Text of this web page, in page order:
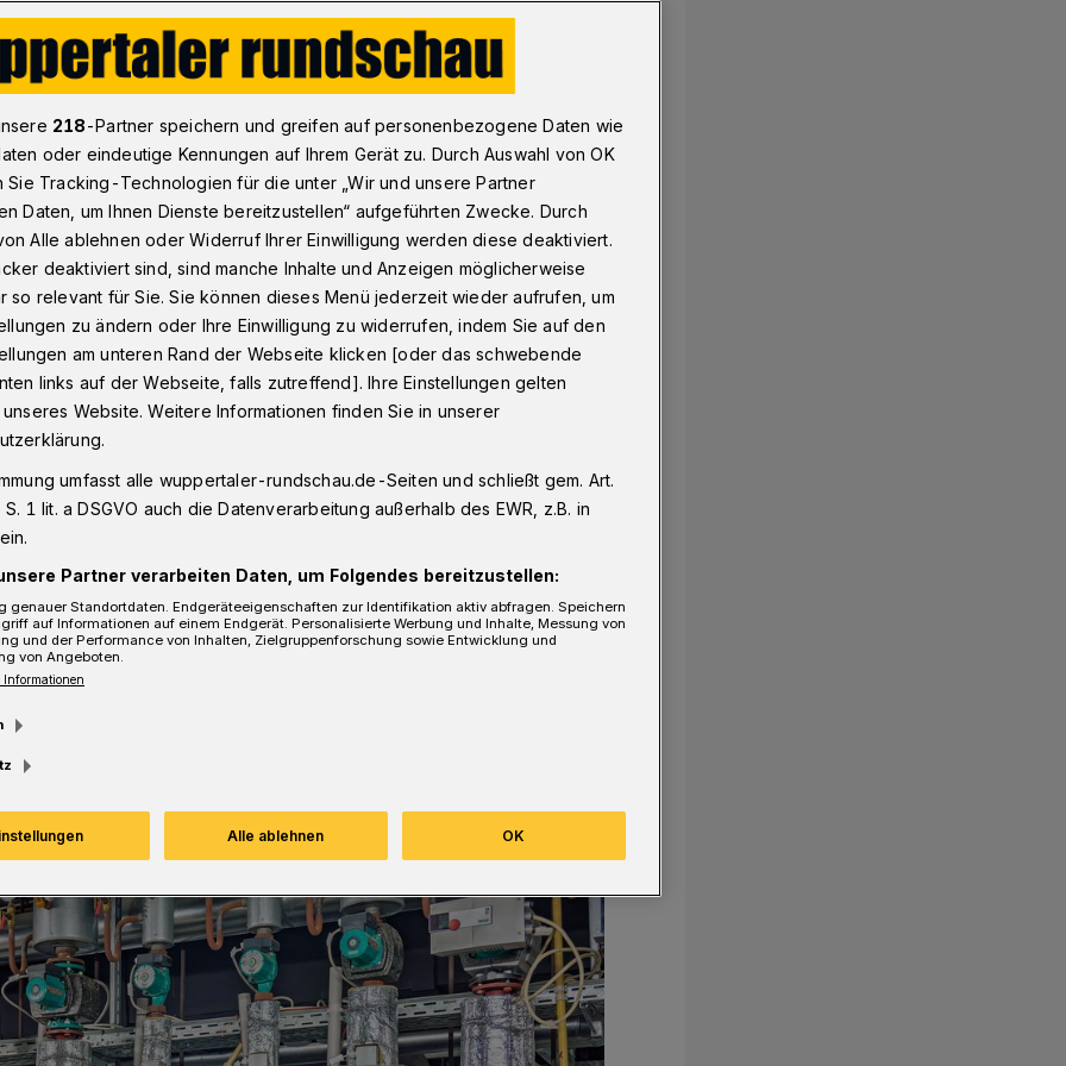
erhalten unbefristete Verträge
erhalten
des Berufskollegs unter den
war noch nicht getrocknet und die
lagen zum Teil noch gar nicht vor,
Ress und Marcel Weinert der
in trockenen Tüchern. Alle drei
des
Wuppertal (GMW) gelernt und
gehören seit Juli zum
218-Partner speichern und greifen auf personenbezogene Daten wie
oder eindeutige Kennungen auf Ihrem Gerät zu. Durch Auswahl von OK
Sie Tracking-Technologien für die unter „Wir und unsere Partner
Daten, um Ihnen Dienste bereitzustellen“ aufgeführten Zwecke. Durch
Alle ablehnen oder Widerruf Ihrer Einwilligung werden diese deaktiviert.
deaktiviert sind, sind manche Inhalte und Anzeigen möglicherweise
so relevant für Sie. Sie können dieses Menü jederzeit wieder aufrufen, um
zu ändern oder Ihre Einwilligung zu widerrufen, indem Sie auf den
am unteren Rand der Webseite klicken [oder das schwebende
links auf der Webseite, falls zutreffend]. Ihre Einstellungen gelten
Website. Weitere Informationen finden Sie in unserer
umfasst alle wuppertaler-rundschau.de-Seiten und schließt gem. Art.
1 lit. a DSGVO auch die Datenverarbeitung außerhalb des EWR, z.B. in
Partner verarbeiten Daten, um Folgendes bereitzustellen:
genauer Standortdaten. Endgeräteeigenschaften zur Identifikation aktiv abfragen. Speichern
auf Informationen auf einem Endgerät. Personalisierte Werbung und Inhalte, Messung von
und der Performance von Inhalten, Zielgruppenforschung sowie Entwicklung und
von Angeboten.
Alle ablehnen OK